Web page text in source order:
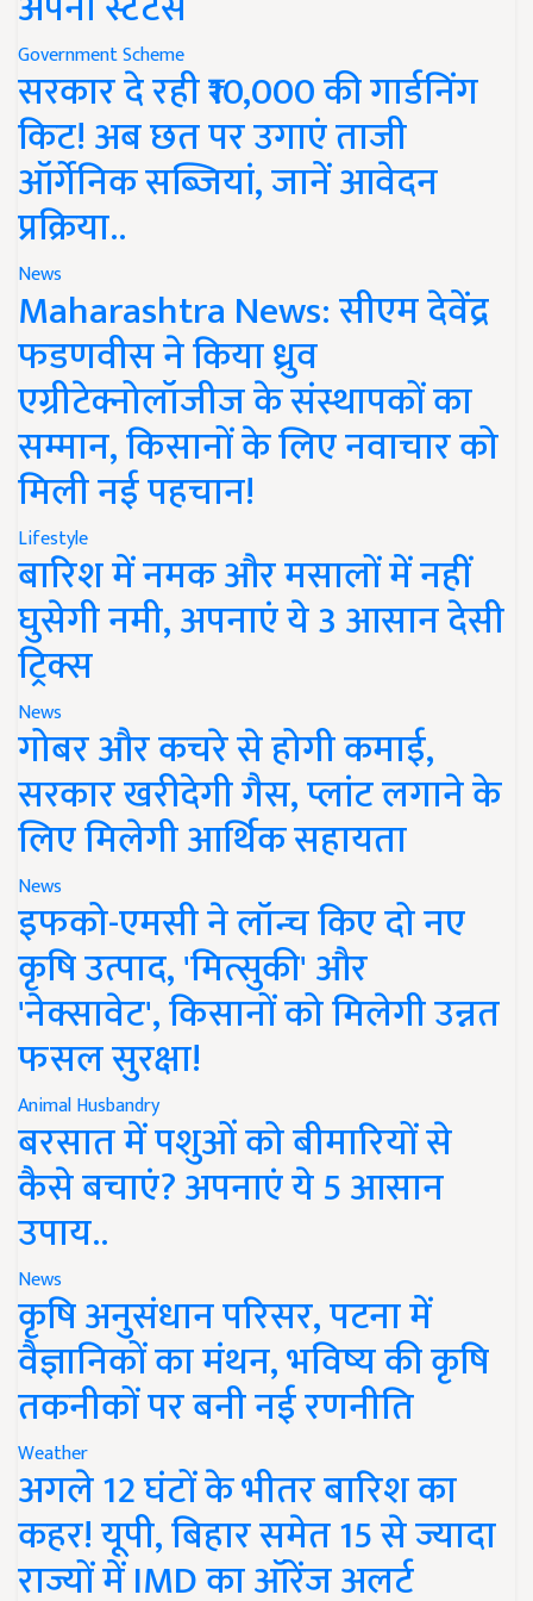
Government Scheme
सरकार दे रही ₹10,000 की गार्डनिंग
किट! अब छत पर उगाएं ताजी
ऑर्गेनिक सब्जियां, जानें आवेदन
प्रक्रिया..
News
Maharashtra News: सीएम देवेंद्र
फडणवीस ने किया ध्रुव
एग्रीटेक्नोलॉजीज के संस्थापकों का
सम्मान, किसानों के लिए नवाचार को
मिली नई पहचान!
Lifestyle
बारिश में नमक और मसालों में नहीं
घुसेगी नमी, अपनाएं ये 3 आसान देसी
ट्रिक्स
News
गोबर और कचरे से होगी कमाई,
सरकार खरीदेगी गैस, प्लांट लगाने के
लिए मिलेगी आर्थिक सहायता
News
इफको-एमसी ने लॉन्च किए दो नए
कृषि उत्पाद, 'मित्सुकी' और
'नेक्सावेट', किसानों को मिलेगी उन्नत
फसल सुरक्षा!
Animal Husbandry
बरसात में पशुओं को बीमारियों से
कैसे बचाएं? अपनाएं ये 5 आसान
उपाय..
News
कृषि अनुसंधान परिसर, पटना में
वैज्ञानिकों का मंथन, भविष्य की कृषि
तकनीकों पर बनी नई रणनीति
Weather
अगले 12 घंटों के भीतर बारिश का
कहर! यूपी, बिहार समेत 15 से ज्यादा
राज्यों में IMD का ऑरेंज अलर्ट